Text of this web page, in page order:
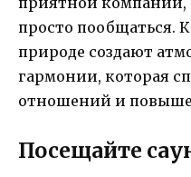
просто пообщаться.
природе создают
гармонии, которая
отношений и
Посещайте